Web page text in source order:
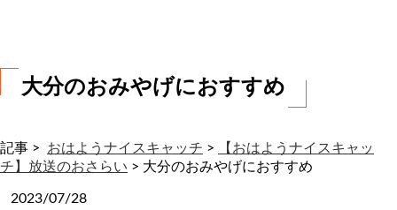
大分のおみやげにおすすめ
記事 > おはようナイスキャッチ >
【おはようナイスキャッ
チ】放送のおさらい > 大分のおみやげにおすすめ
2023/07/28